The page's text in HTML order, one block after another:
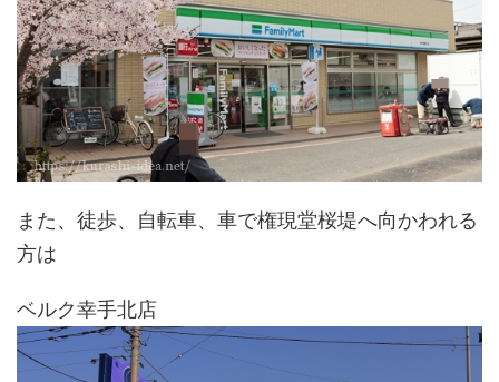
また、徒歩、自転車、車で権現堂桜堤へ向かわれる
方は
ベルク幸手北店